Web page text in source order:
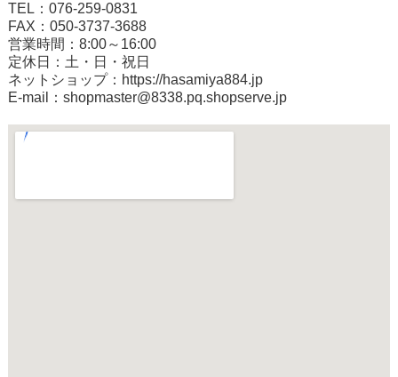
TEL：076-259-0831
FAX：050-3737-3688
営業時間：8:00～16:00
定休日：土・日・祝日
ネットショップ： https://hasamiya884.jp
E-mail：shopmaster@8338.pq.shopserve.jp